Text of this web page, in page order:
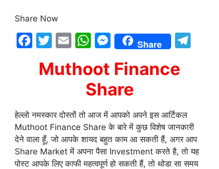
Share Now
F
c
o
o
k
T
itt
E
ai
W
at
s
A
p
p
M
e
s
s
e
n
g
er
Share
m
Muthoot Finance
Share
हेल्लो नमस्कार दोस्तों तो आज में आपको अपने इस आर्टिकल
Muthoot Finance Share के बारे में कुछ विशेष जानकारी
देने वाला हूँ, जो आपके शायद बहुत काम आ सकती हैं, अगर आप
Share Market में अपना पैसा Investment करते है, तो यह
पोस्ट आपके लिए काफी महत्वपूर्ण हो सकती हैं, तो थोडा सा समय